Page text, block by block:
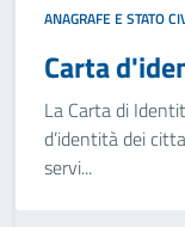
ANAGRAFE E STATO
Carta
La Carta di
d’identità dei
servi...